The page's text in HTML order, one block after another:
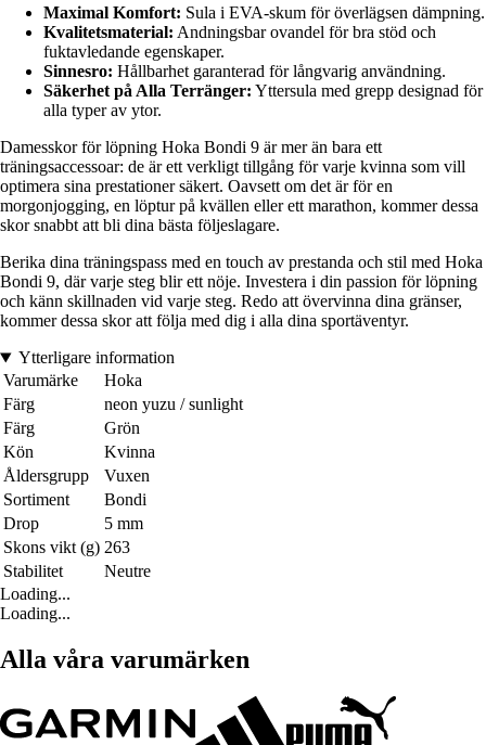
Maximal Komfort: Sula i EVA-skum för överlägsen dämpning.
Kvalitetsmaterial: Andningsbar ovandel för bra stöd och
fuktavledande egenskaper.
Sinnesro: Hållbarhet garanterad för långvarig användning.
Säkerhet på Alla Terränger: Yttersula med grepp designad för
alla typer av ytor.
Damesskor för löpning Hoka Bondi 9 är mer än bara ett
träningsaccessoar: de är ett verkligt tillgång för varje kvinna som vill
optimera sina prestationer säkert. Oavsett om det är för en
morgonjogging, en löptur på kvällen eller ett marathon, kommer dessa
skor snabbt att bli dina bästa följeslagare.
Berika dina träningspass med en touch av prestanda och stil med Hoka
Bondi 9, där varje steg blir ett nöje. Investera i din passion för löpning
och känn skillnaden vid varje steg. Redo att övervinna dina gränser,
kommer dessa skor att följa med dig i alla dina sportäventyr.
Ytterligare information
Varumärke
Hoka
Färg
neon yuzu / sunlight
Färg
Grön
Kön
Kvinna
Åldersgrupp
Vuxen
Sortiment
Bondi
Drop
5 mm
Skons vikt (g) 263
Stabilitet
Neutre
Loading...
Loading...
Alla våra varumärken